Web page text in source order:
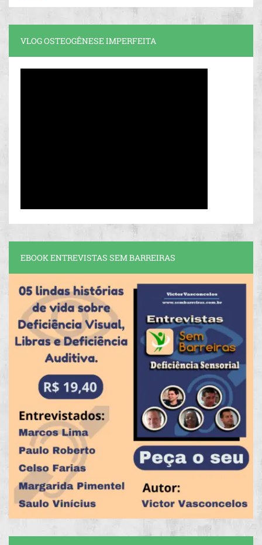
VLOG OSTEOGÊNESE IMPERFEITA
EBOOK ENTREVISTAS SEM BARREIRAS